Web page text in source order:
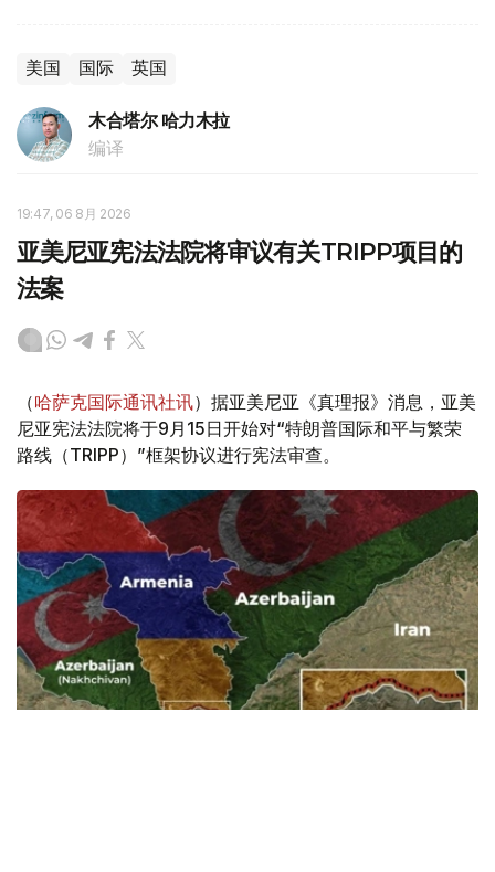
美国 国际 英国
木合塔尔 哈力木拉
编译
19:47, 06 8月 2026
亚美尼亚宪法法院将审议有关TRIPP项目的
法案
（哈萨克国际通讯社讯）据亚美尼亚《真理报》消息，亚美
尼亚宪法法院将于9月15日开始对“特朗普国际和平与繁荣
路线（TRIPP）”框架协议进行宪法审查。